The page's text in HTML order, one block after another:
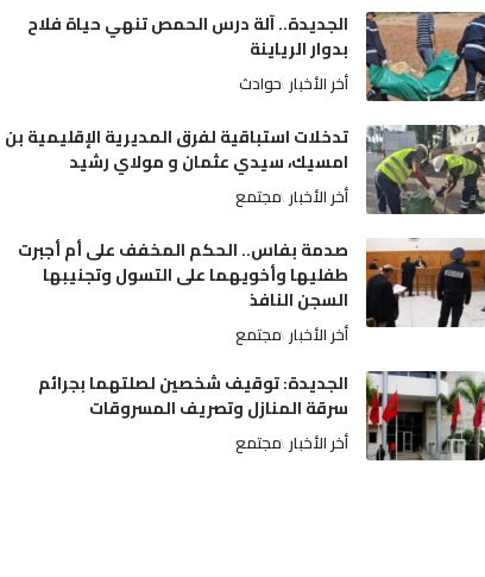
الجديدة.. آلة درس الحمص تنهي حياة فلاح
بدوار الرياينة
أخر الأخبار حوادث
تدخلات استباقية لفرق المديرية الإقليمية بن
امسيك، سيدي عثمان و مولاي رشيد
أخر الأخبار مجتمع
صدمة بفاس.. الحكم المخفف على أم أجبرت
طفليها وأخويهما على التسول وتجنيبها
السجن النافذ
أخر الأخبار مجتمع
الجديدة: توقيف شخصين لصلتهما بجرائم
سرقة المنازل وتصريف المسروقات
أخر الأخبار مجتمع